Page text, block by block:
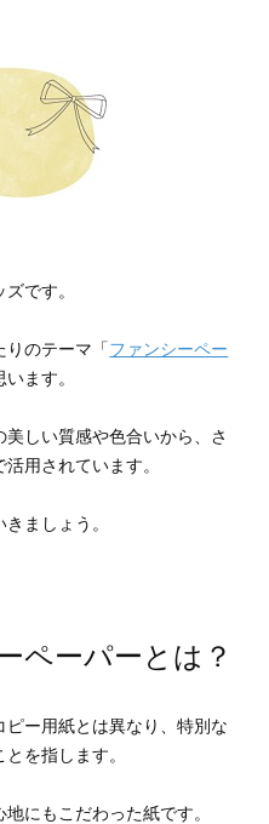
です。
りのテーマ「ファンシーペー
ます。
美しい質感や色合いから、さ
用されています。
ましょう。
ペーパーとは？
ー用紙とは異なり、特別な
を指します。
にもこだわった紙です。